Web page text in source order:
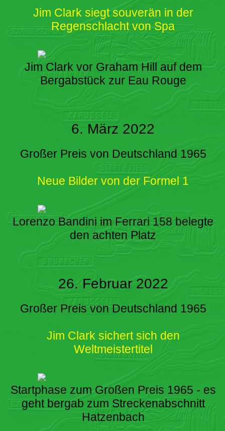
Jim Clark siegt souverän in der
Regenschlacht von Spa
Jim Clark vor Graham Hill auf dem
Bergabstück zur Eau Rouge
6. März 2022
Großer Preis von Deutschland 1965
Neue Bilder von der Formel 1
Lorenzo Bandini im Ferrari 158 belegte
den achten Platz
26. Februar 2022
Großer Preis von Deutschland 1965
Jim Clark sichert sich den
Weltmeistertitel
Startphase zum Großen Preis 1965 - es
geht bergab zum Streckenabschnitt
Hatzenbach